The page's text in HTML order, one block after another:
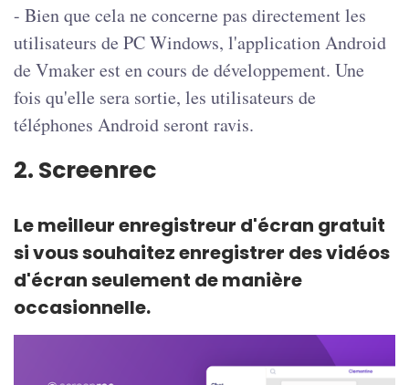
- Bien que cela ne concerne pas directement les
utilisateurs de PC Windows, l'application Android
de Vmaker est en cours de développement. Une
fois qu'elle sera sortie, les utilisateurs de
téléphones Android seront ravis.
2. Screenrec
Le meilleur enregistreur d'écran gratuit
si vous souhaitez enregistrer des vidéos
d'écran seulement de manière
occasionnelle.